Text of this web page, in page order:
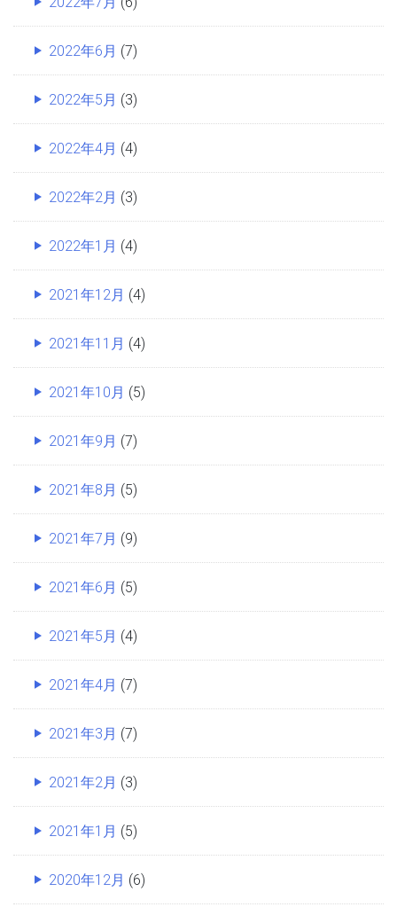
2022年6月 (7)
2022年5月 (3)
2022年4月 (4)
2022年2月 (3)
2022年1月 (4)
2021年12月 (4)
2021年11月 (4)
2021年10月 (5)
2021年9月 (7)
2021年8月 (5)
2021年7月 (9)
2021年6月 (5)
2021年5月 (4)
2021年4月 (7)
2021年3月 (7)
2021年2月 (3)
2021年1月 (5)
2020年12月 (6)